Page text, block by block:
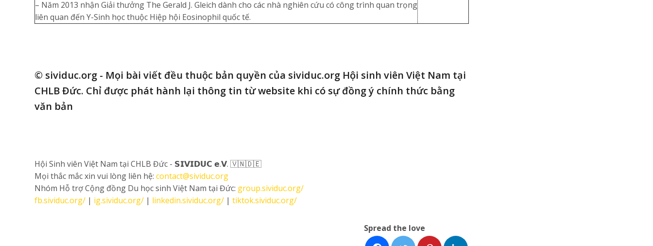
– Năm 2013 nhận Giải thưởng The Gerald J. Gleich dành cho các nhà nghiên cứu có công trình quan trọng
liên quan đến Y-Sinh học thuộc Hiệp hội Eosinophil quốc tế.
© sividuc.org - Mọi bài viết đều thuộc bản quyền của sividuc.org Hội sinh viên Việt Nam tại
CHLB Đức. Chỉ được phát hành lại thông tin từ website khi có sự đồng ý chính thức bằng
văn bản
Hội Sinh viên Việt Nam tại CHLB Đức - 𝗦𝗜𝗩𝗜𝗗𝗨𝗖 𝗲.𝗩. 🇻🇳🇩🇪
Mọi thắc mắc xin vui lòng liên hệ: contact@sividuc.org
Nhóm Hỗ trợ Cộng đồng Du học sinh Việt Nam tại Đức: group.sividuc.org/
fb.sividuc.org/ | ig.sividuc.org/ | linkedin.sividuc.org/ | tiktok.sividuc.org/
Spread the love